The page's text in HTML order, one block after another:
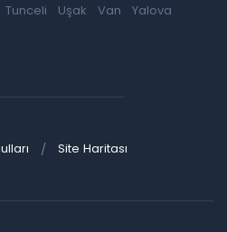
Tunceli Uşak Van
Yalova
Site Haritası